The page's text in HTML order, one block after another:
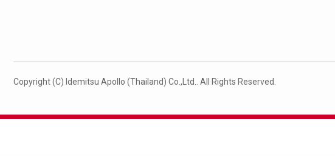
Copyright (C) Idemitsu Apollo (Thailand) Co.,Ltd.. All Rights Reserved.